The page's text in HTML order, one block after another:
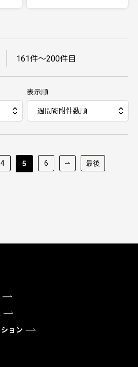
161件～200件目
表示順
4 5 6 最後
ョン